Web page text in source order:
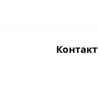
Контакт